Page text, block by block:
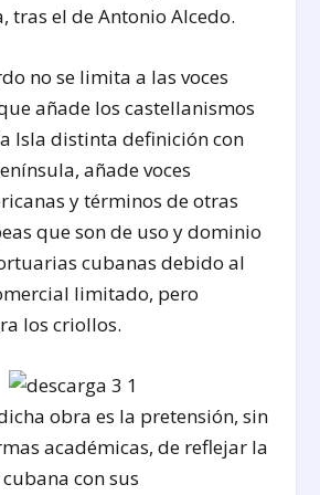
tras el de Antonio Alcedo.
no se limita a las voces
añade los castellanismos
Isla distinta definición con
añade voces
y términos de otras
que son de uso y dominio
cubanas debido al
limitado, pero
los criollos.
obra es la pretensión, sin
académicas, de reflejar la
con sus